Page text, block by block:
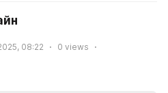
08:22 0 views